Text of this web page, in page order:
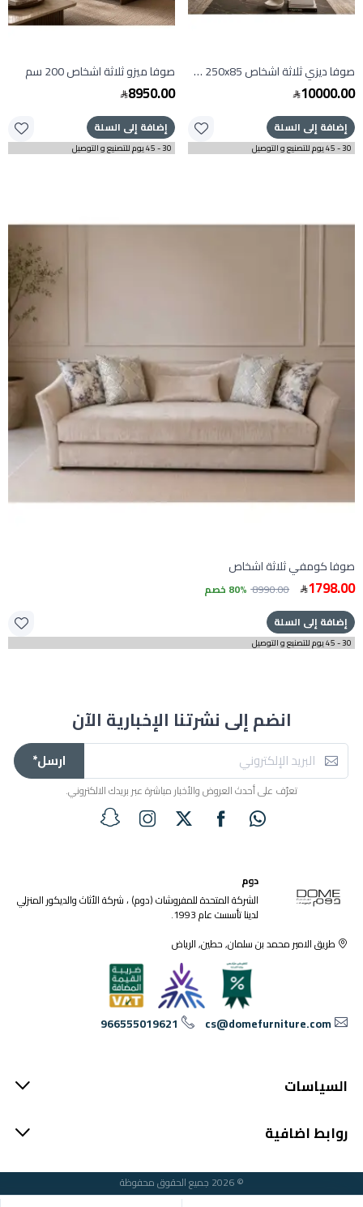
صوفا ديزي ثلاثة اشخاص 250x85 سم
10000.00
إضافة إلى السلة
30 - 45 يوم للتصنيع و التوصيل
صوفا ميزو ثلاثة اشخاص 200 سم
8950.00
إضافة إلى السلة
30 - 45 يوم للتصنيع و التوصيل
صوفا كومفي ثلاثة اشخاص
1798.00
8990.00 80% خصم
إضافة إلى السلة
30 - 45 يوم للتصنيع و التوصيل
انضم إلى نشرتنا الإخبارية الآن
ارسل*
تعرّف على أحدث العروض والأخبار مباشرة عبر بريدك الالكتروني.
دوم
الشركة المتحدة للمفروشات (دوم) ، شركة الأثاث والديكور المنزلي
لدينا تأسست عام 1993.
طريق الامير محمد بن سلمان, حطين, الرياض
cs@domefurniture.com
966555019621
السياسات
روابط اضافية
© 2026 جميع الحقوق محفوظة